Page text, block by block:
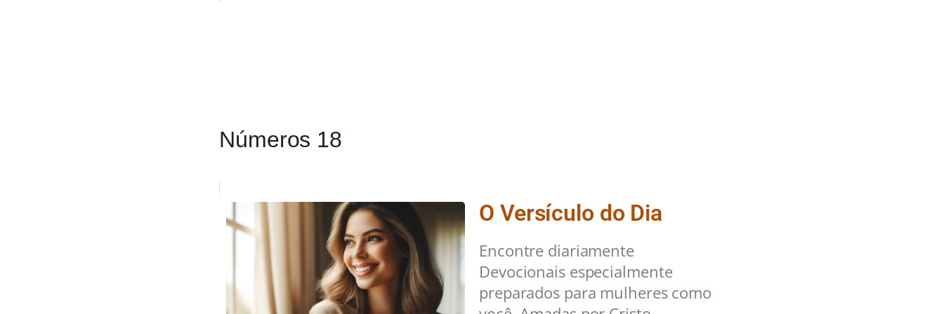
Números 18
O Versículo do Dia
Encontre diariamente
Devocionais especialmente
preparados para mulheres como